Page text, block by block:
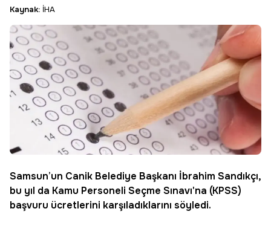
Kaynak: İHA
Samsun’un Canik Belediye Başkanı İbrahim Sandıkçı,
bu yıl da Kamu Personeli Seçme Sınavı'na (KPSS)
başvuru ücretlerini karşıladıklarını söyledi.